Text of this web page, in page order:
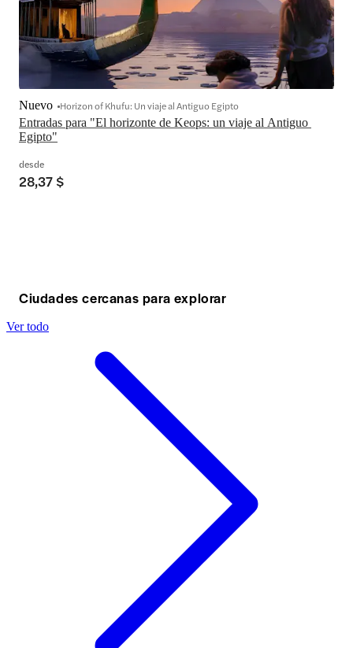
Entradas para "El horizonte de Keops: un viaje al Antiguo
Egipto"
Nuevo Horizon of Khufu: Un viaje al Antiguo Egipto
desde
28,37 $
Ciudades cercanas para explorar
Ver todo